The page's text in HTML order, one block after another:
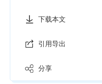
下载本文
引用导出
分享